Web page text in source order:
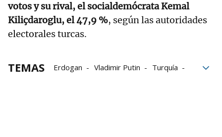
votos y su rival, el socialdemócrata Kemal
Kiliçdaroglu, el 47,9 %, según las autoridades
electorales turcas.
TEMAS Erdogan Vladimir Putin
Turquía